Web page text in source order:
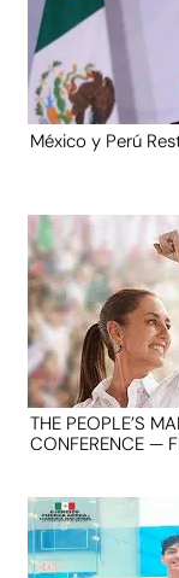
México y Perú
THE PEOPLE’S
CONFERENCE —